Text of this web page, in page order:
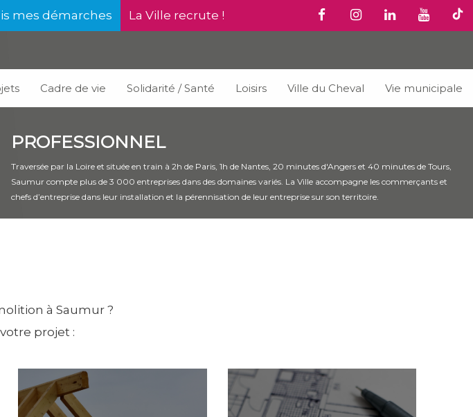
mes démarches La Ville recrute !
Cadre de vie Solidarité / Santé Loisirs Ville du Cheval Vie municipale
PROFESSIONNEL
Traversée par la Loire et située en train à 2h de Paris, 1h de Nantes, 20 minutes d'Angers et 40 minutes de Tours,
Saumur compte plus de 3 000 entreprises dans des domaines variés. La Ville accompagne les commerçants et
chefs d’entreprise dans leur installation et la pérennisation de leur entreprise sur son territoire.
à Saumur ?
projet :